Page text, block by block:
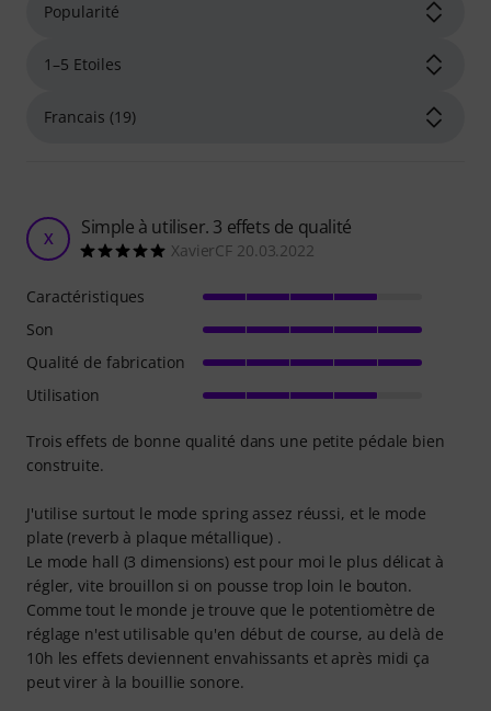
X Simple à utiliser. 3 effets de qualité
XavierCF 20.03.2022
Trois effets de bonne qualité dans une petite pédale bien
construite.
J'utilise surtout le mode spring assez réussi, et le mode
plate (reverb à plaque métallique) .
Le mode hall (3 dimensions) est pour moi le plus délicat à
régler, vite brouillon si on pousse trop loin le bouton.
Comme tout le monde je trouve que le potentiomètre de
réglage n'est utilisable qu'en début de course, au delà de
10h les effets deviennent envahissants et après midi ça
peut virer à la bouillie sonore.
Caractéristiques
Son
Qualité de fabrication
Utilisation